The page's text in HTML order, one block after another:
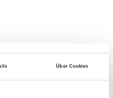
Über Cookies
IHNEN AUCH...